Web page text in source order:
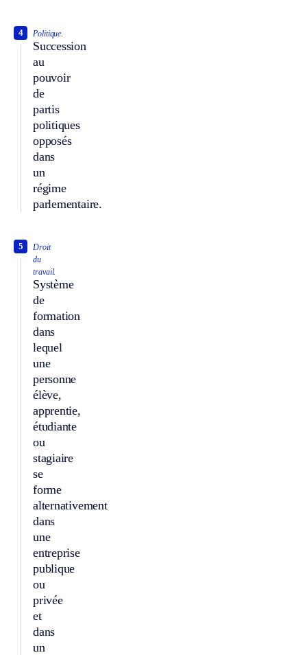
Politique.
Succession
au
pouvoir
de
partis
politiques
opposés
dans
un
régime
parlementaire.
4
Droit
du
travail.
Système
de
formation
dans
lequel
une
personne
élève,
apprentie,
étudiante
ou
stagiaire
se
forme
alternativement
dans
une
entreprise
publique
ou
privée
et
dans
un
5